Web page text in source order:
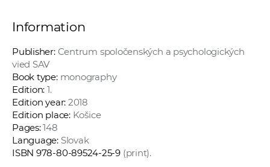
Information
Publisher: Centrum spoločenských a psychologických
vied SAV
Book type:monography
Edition: 1.
Edition year: 2018
Edition place:Košice
Pages:148
Language:Slovak
ISBN 978-80-89524-25-9 (print).